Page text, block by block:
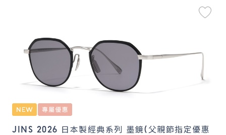
JINS 2026 日本製經典系列 墨鏡(父親節指定優惠